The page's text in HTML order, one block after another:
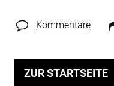
Kommentare
ZUR STARTSEITE